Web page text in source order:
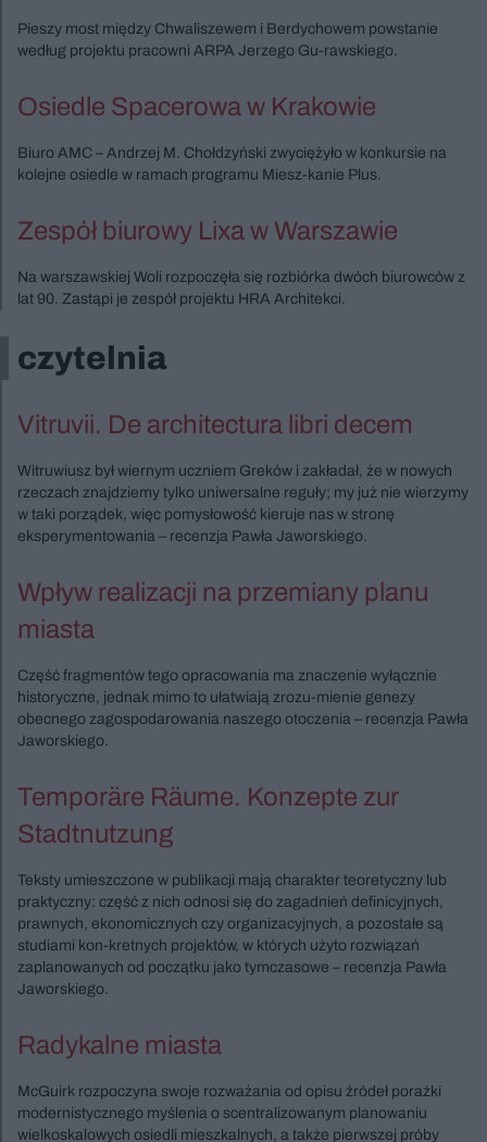
Pieszy most między Chwaliszewem i Berdychowem powstanie
według projektu pracowni ARPA Jerzego Gu-rawskiego.
Osiedle Spacerowa w Krakowie
Biuro AMC – Andrzej M. Chołdzyński zwyciężyło w konkursie na
kolejne osiedle w ramach programu Miesz-kanie Plus.
Zespół biurowy Lixa w Warszawie
Na warszawskiej Woli rozpoczęła się rozbiórka dwóch biurowców z
lat 90. Zastąpi je zespół projektu HRA Architekci.
czytelnia
Vitruvii. De architectura libri decem
Witruwiusz był wiernym uczniem Greków i zakładał, że w nowych
rzeczach znajdziemy tylko uniwersalne reguły; my już nie wierzymy
w taki porządek, więc pomysłowość kieruje nas w stronę
eksperymentowania – recenzja Pawła Jaworskiego.
Wpływ realizacji na przemiany planu
miasta
Część fragmentów tego opracowania ma znaczenie wyłącznie
historyczne, jednak mimo to ułatwiają zrozu-mienie genezy
obecnego zagospodarowania naszego otoczenia – recenzja Pawła
Jaworskiego.
Temporäre Räume. Konzepte zur
Stadtnutzung
Teksty umieszczone w publikacji mają charakter teoretyczny lub
praktyczny: część z nich odnosi się do zagadnień definicyjnych,
prawnych, ekonomicznych czy organizacyjnych, a pozostałe są
studiami kon-kretnych projektów, w których użyto rozwiązań
zaplanowanych od początku jako tymczasowe – recenzja Pawła
Jaworskiego.
Radykalne miasta
McGuirk rozpoczyna swoje rozważania od opisu źródeł porażki
modernistycznego myślenia o scentralizowanym planowaniu
wielkoskalowych osiedli mieszkalnych, a także pierwszej próby